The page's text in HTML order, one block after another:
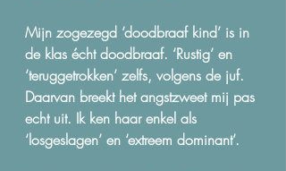
Mijn zogezegd ‘doodbraaf kind’ is in
de klas écht doodbraaf. ‘Rustig’ en
‘teruggetrokken’ zelfs, volgens de juf.
Daarvan breekt het angstzweet mij pas
echt uit. Ik ken haar enkel als
‘losgeslagen’ en ‘extreem dominant’.